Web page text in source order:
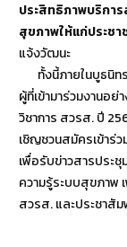
ประสิทธิภาพบริกา
สุขภาพให้แก่ประชา
แจ้งวัฒนะ
ทั้งนี้ภายในบูธนิทร
ผู้ที่เข้ามาร่วมงานอ
วิชาการ สวรส. ปี
เชิญชวนสมัครเข้าร่
เพื่อรับข่าวสารประ
ความรู้ระบบสุขภาพ
สวรส. และประชาสั